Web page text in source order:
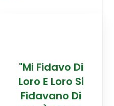
"Mi Fidavo Di
Loro E Loro Si
Fidavano Di